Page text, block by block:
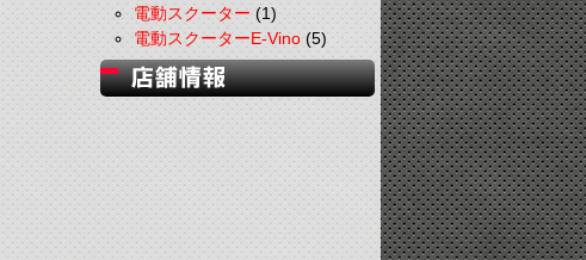
電動スクーター(1)
電動スクーターE-Vino(5)